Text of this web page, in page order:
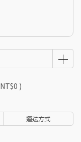
NT$0 )
運送方式